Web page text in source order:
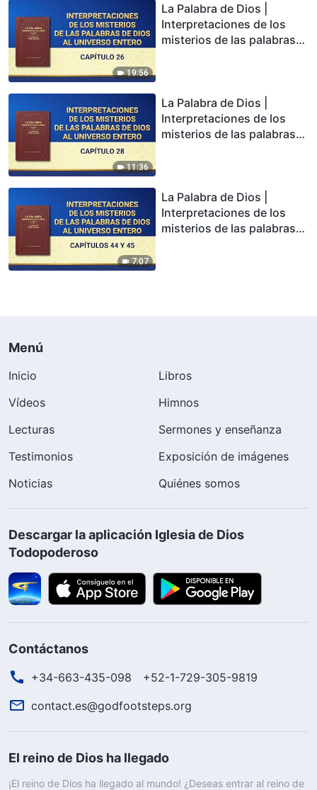
19:56
La Palabra de Dios |
Interpretaciones de los
misterios de las palabras
11:36
La Palabra de Dios |
Interpretaciones de los
misterios de las palabras
7:07
La Palabra de Dios |
Interpretaciones de los
misterios de las palabras
Menú
Inicio
Libros
Vídeos
Himnos
Lecturas
Sermones y enseñanza
Testimonios
Exposición de imágenes
Noticias
Quiénes somos
Descargar la aplicación Iglesia de Dios
Todopoderoso
Contáctanos
+34-663-435-098
+52-1-729-305-9819
contact.es@godfootsteps.org
El reino de Dios ha llegado
¡El reino de Dios ha llegado al mundo! ¿Deseas entrar al reino de